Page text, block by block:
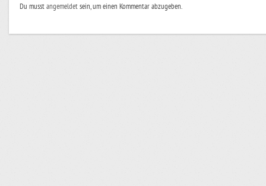
Du musstangemeldetsein, um einen Kommentar abzugeben.